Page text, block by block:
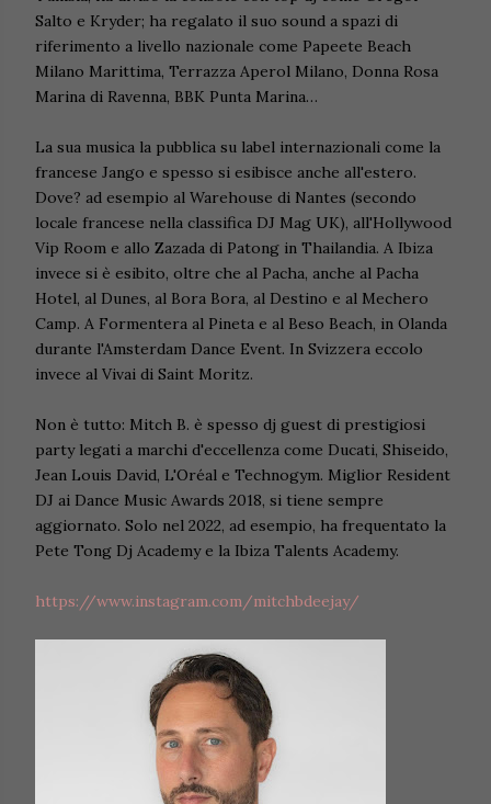
Salto e Kryder; ha regalato il suo sound a spazi di
riferimento a livello nazionale come Papeete Beach
Milano Marittima, Terrazza Aperol Milano, Donna Rosa
Marina di Ravenna, BBK Punta Marina…
La sua musica la pubblica su label internazionali come la
francese Jango e spesso si esibisce anche all'estero.
Dove? ad esempio al Warehouse di Nantes (secondo
locale francese nella classifica DJ Mag UK), all'Hollywood
Vip Room e allo Zazada di Patong in Thailandia. A Ibiza
invece si è esibito, oltre che al Pacha, anche al Pacha
Hotel, al Dunes, al Bora Bora, al Destino e al Mechero
Camp. A Formentera al Pineta e al Beso Beach, in Olanda
durante l'Amsterdam Dance Event. In Svizzera eccolo
invece al Vivai di Saint Moritz.
Non è tutto: Mitch B. è spesso dj guest di prestigiosi
party legati a marchi d'eccellenza come Ducati, Shiseido,
Jean Louis David, L'Oréal e Technogym. Miglior Resident
DJ ai Dance Music Awards 2018, si tiene sempre
aggiornato. Solo nel 2022, ad esempio, ha frequentato la
Pete Tong Dj Academy e la Ibiza Talents Academy.
https://www.instagram.com/mitchbdeejay/